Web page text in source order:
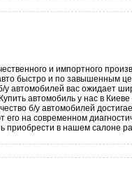
и импортного
быстро и по завышенным
у автомобилей вас ожидает
автомобиль у нас в Киеве
б/у автомобилей
на современном
приобрести в нашем салоне